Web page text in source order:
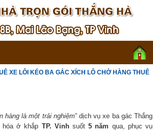
XE LÔI KÉO BA GÁC XÍCH LÔ CHỞ HÀNG THUÊ
hàng là một trải nghiệm” dịch vụ xe ba gác Thắng
hóa ở khắp TP. Vinhsuốt5 năm qua, phục vụ